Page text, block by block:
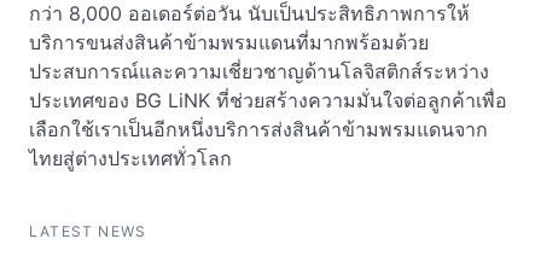
กว่า 8,000 ออเดอร์ต่อวัน นับเป็นประสิทธิภาพการให้
บริการขนส่งสินค้าข้ามพรมแดนที่มากพร้อมด้วย
ประสบการณ์และความเชี่ยวชาญด้านโลจิสติกส์ระหว่าง
ประเทศของ BG LiNK ที่ช่วยสร้างความมั่นใจต่อลูกค้าเพื่อ
เลือกใช้เราเป็นอีกหนึ่งบริการส่งสินค้าข้ามพรมแดนจาก
ไทยสู่ต่างประเทศทั่วโลก
LATEST NEWS